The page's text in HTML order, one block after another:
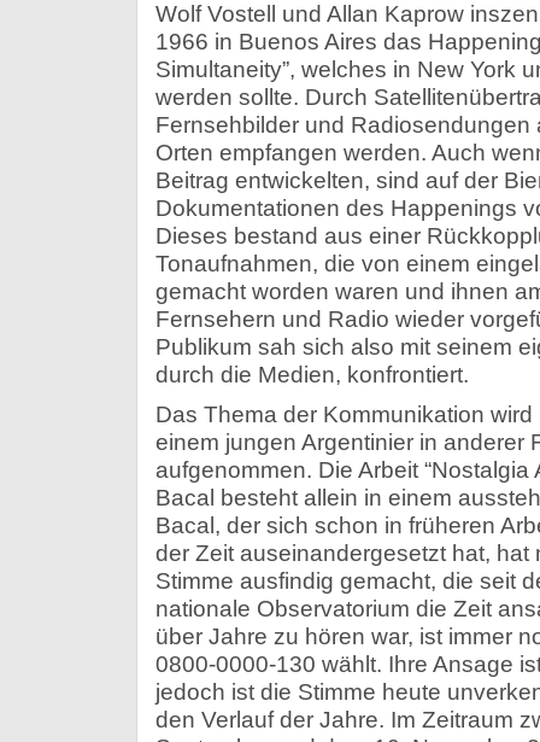
Wolf Vostell und Allan Kaprow
1966 in Buenos Aires das
Simultaneity”, welches in New York
werden sollte. Durch
Fernsehbilder und Radiosendungen
Orten empfangen werden. Auch
Beitrag entwickelten, sind auf der
Dokumentationen des Happenings
Dieses bestand aus einer
Tonaufnahmen, die von einem
gemacht worden waren und ihnen
Fernsehern und Radio wieder
Publikum sah sich also mit seinem
durch die Medien, konfrontiert.
Das Thema der Kommunikation
einem jungen Argentinier in anderer
aufgenommen. Die Arbeit “Nostalgia
Bacal besteht allein in einem
Bacal, der sich schon in früheren
der Zeit auseinandergesetzt hat, hat
Stimme ausfindig gemacht, die seit
nationale Observatorium die Zeit
über Jahre zu hören war, ist immer
0800-0000-130 wählt. Ihre Ansage
jedoch ist die Stimme heute
den Verlauf der Jahre. Im Zeitraum